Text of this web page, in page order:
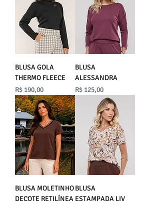
BLUSA GOLA
THERMO FLEECE
Preço
R$ 190,00
BLUSA
ALESSANDRA
Preço
R$ 125,00
BLUSA MOLETINHO
DECOTE RETILÍNEA
BLUSA
ESTAMPADA LIV